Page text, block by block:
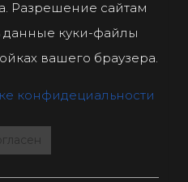
Разрешение сайтам
данные куки-файлы
вашего браузера.
конфидециальности